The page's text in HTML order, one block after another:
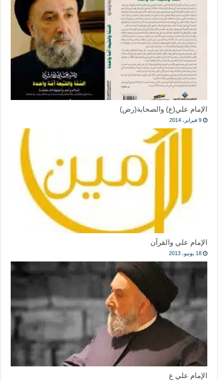
الإمام علي(ع) والصحابة(رض)
9 فبراير، 2014
الإمام علي والقرآن
18 يونيو، 2013
الإمام علي ع